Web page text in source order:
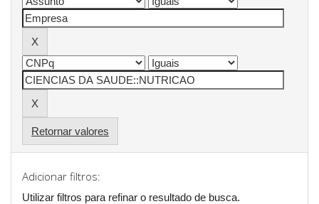
Retornar valores
Adicionar filtros:
Utilizar filtros para refinar o resultado de busca.